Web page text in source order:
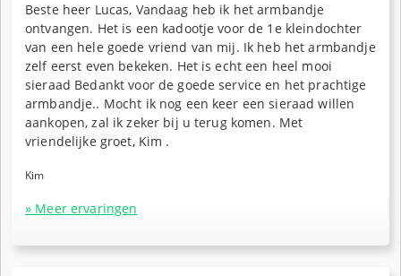
Beste heer Lucas, Vandaag heb ik het armbandje
ontvangen. Het is een kadootje voor de 1e kleindochter
van een hele goede vriend van mij. Ik heb het armbandje
zelf eerst even bekeken. Het is echt een heel mooi
sieraad Bedankt voor de goede service en het prachtige
armbandje.. Mocht ik nog een keer een sieraad willen
aankopen, zal ik zeker bij u terug komen. Met
vriendelijke groet, Kim .
Kim
» Meer ervaringen